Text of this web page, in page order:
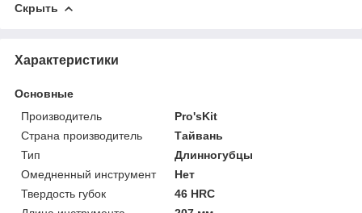
Скрыть
Характеристики
Основные
Производитель
Pro'sKit
Страна производитель
Тайвань
Тип
Длинногубцы
Омедненный инструмент
Нет
Твердость губок
46 HRC